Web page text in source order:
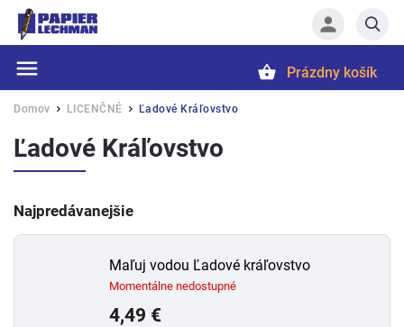
Hľadať
Prázdny košík
Domov / LICENČNÉ / Ľadové Kráľovstvo
Ľadové Kráľovstvo
Najpredávanejšie
Maľuj vodou Ľadové kráľovstvo
Momentálne nedostupné
4,49 €